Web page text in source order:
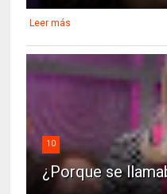
Leer más
10
¿Porque se